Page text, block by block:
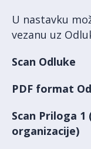
U nastavku
vezanu uz
Scan Odluke
PDF format
Scan Priloga
organizacije)